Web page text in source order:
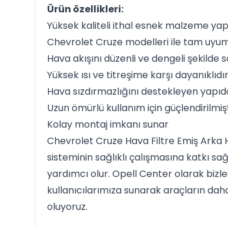
Ürün özellikleri:
Yüksek kaliteli ithal esnek malzeme
Chevrolet Cruze modelleri ile tam
Hava akışını düzenli ve dengeli şekilde
Yüksek ısı ve titreşime karşı dayanıklıdır
Hava sızdırmazlığını destekleyen
Uzun ömürlü kullanım için
Kolay montaj imkanı sunar
Chevrolet Cruze Hava Filtre Emiş
sisteminin sağlıklı çalışmasına katkı
yardımcı olur. Opell Center olarak
kullanıcılarımıza sunarak araçların
oluyoruz.